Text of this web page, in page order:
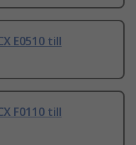
E0510 till
F0110 till